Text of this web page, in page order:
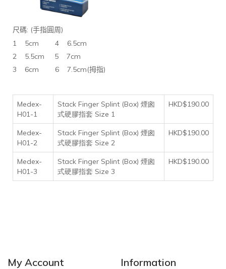
尺碼: (手指圓周 )
1 5cm 4 6.5cm
2 5.5cm 5 7cm
3 6cm 6 7.5cm(拇指)
Medex-
H01-1
Stack Finger Splint (Box) 煙囪
式硬膠指套 Size 1
HKD$190.00
Medex-
H01-2
Stack Finger Splint (Box) 煙囪
式硬膠指套 Size 2
HKD$190.00
Medex-
H01-3
Stack Finger Splint (Box) 煙囪
式硬膠指套 Size 3
HKD$190.00
My Account Information